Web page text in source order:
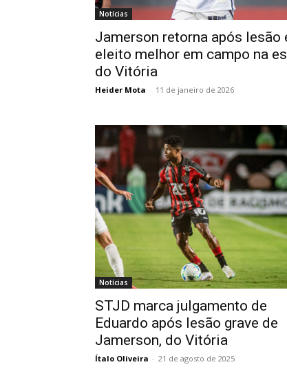
Notícias
Jamerson retorna após lesão
eleito melhor em campo na
do Vitória
Heider Mota - 11 de janeiro de 2026
Notícias
STJD marca julgamento de
Eduardo após lesão grave de
Jamerson, do Vitória
Ítalo Oliveira - 21 de agosto de 2025